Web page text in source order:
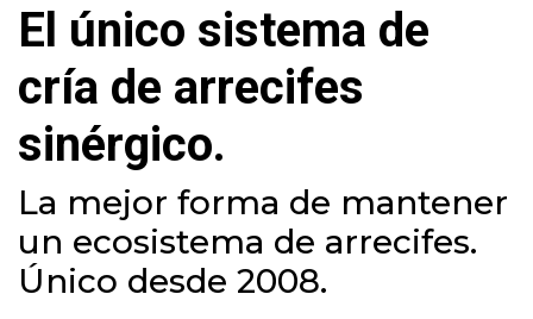
El único sistema de
cría de arrecifes
sinérgico.
La mejor forma de mantener
un ecosistema de arrecifes.
Único desde 2008.